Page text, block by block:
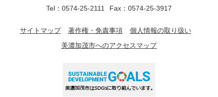
Tel：0574-25-2111
Fax：0574-25-3917
サイトマップ 著作権・免責事項
個人情報の取り扱い
美濃加茂市へのアクセスマップ